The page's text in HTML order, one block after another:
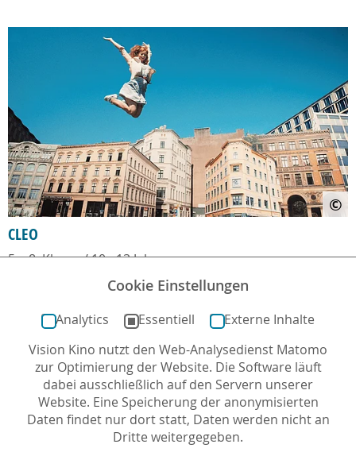
©
CLEO
5. - 8. Klasse / 10 - 13 Jahre
Kinostart: 25.07.2019Cookie Einstellungen
Analytics Essentiell
Externe Inhalte
Vision Kino nutzt den Web-Analysedienst Matomo
zur Optimierung der Website. Die Software läuft
dabei ausschließlich auf den Servern unserer
Website. Eine Speicherung der anonymisierten
Daten findet nur dort statt, Daten werden nicht an
Dritte weitergegeben.